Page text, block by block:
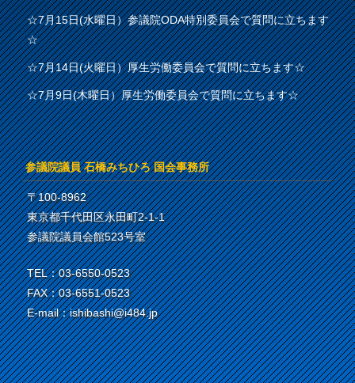
☆7月15日(水曜日）参議院ODA特別委員会で質問に立ちます
☆
☆7月14日(火曜日）厚生労働委員会で質問に立ちます☆
☆7月9日(木曜日）厚生労働委員会で質問に立ちます☆
参議院議員 石橋みちひろ 国会事務所
〒100-8962
東京都千代田区永田町2-1-1
参議院議員会館523号室
TEL：03-6550-0523
FAX：03-6551-0523
E-mail：ishibashi@i484.jp